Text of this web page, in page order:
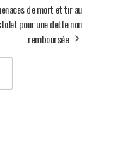
de mort et tir au
pour une dette non
remboursée